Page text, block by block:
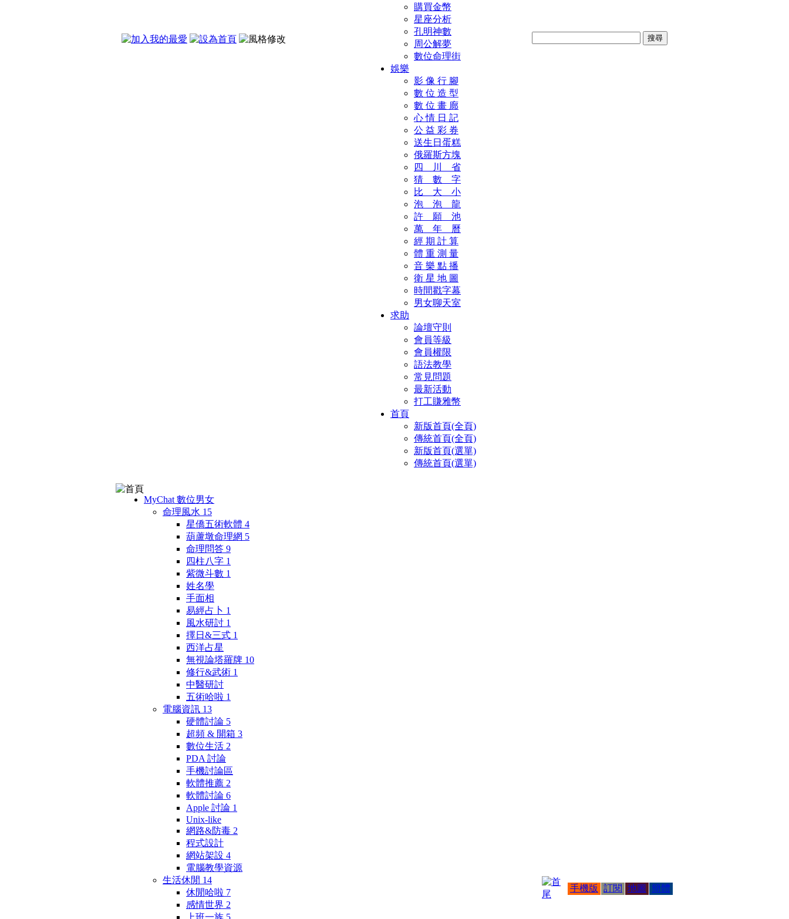
購買金幣
星座分析
孔明神數
周公解夢
數位命理街
娛樂
影 像 行 腳
數 位 造 型
數 位 畫 廊
心 情 日 記
公 益 彩 券
送生日蛋糕
俄羅斯方塊
四 川 省
猜 數 字
比 大 小
泡 泡 龍
許 願 池
萬 年 曆
經 期 計 算
體 重 測 量
音 樂 點 播
衛 星 地 圖
時間戳字幕
男女聊天室
求助
論壇守則
會員等級
會員權限
語法教學
常見問題
最新活動
打工賺雅幣
首頁
新版首頁(全頁)
傳統首頁(全頁)
新版首頁(選單)
傳統首頁(選單)
MyChat 數位男女
命理風水 15
星僑五術軟體 4
葫蘆墩命理網 5
命理問答 9
四柱八字 1
紫微斗數 1
姓名學
手面相
易經占卜 1
風水研討 1
擇日&三式 1
西洋占星
無視論塔羅牌 10
修行&武術 1
中醫研討
五術哈啦 1
電腦資訊 13
硬體討論 5
超頻 & 開箱 3
數位生活 2
PDA 討論
手機討論區
軟體推薦 2
軟體討論 6
Apple 討論 1
Unix-like
網路&防毒 2
程式設計
網站架設 4
電腦教學資源
生活休閒 14
休閒哈啦 7
感情世界 2
上班一族 5
手機版 訂閱 地圖 簡體